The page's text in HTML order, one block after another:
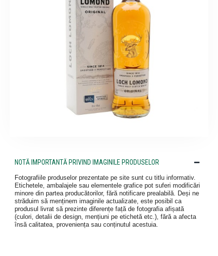
NOTĂ IMPORTANTĂ PRIVIND IMAGINILE PRODUSELOR
Fotografiile produselor prezentate pe site sunt cu titlu informativ.
Etichetele, ambalajele sau elementele grafice pot suferi modificări
minore din partea producătorilor, fără notificare prealabilă. Deși ne
străduim să menținem imaginile actualizate, este posibil ca
produsul livrat să prezinte diferențe față de fotografia afișată
(culori, detalii de design, mențiuni pe etichetă etc.), fără a afecta
însă calitatea, proveniența sau conținutul acestuia.